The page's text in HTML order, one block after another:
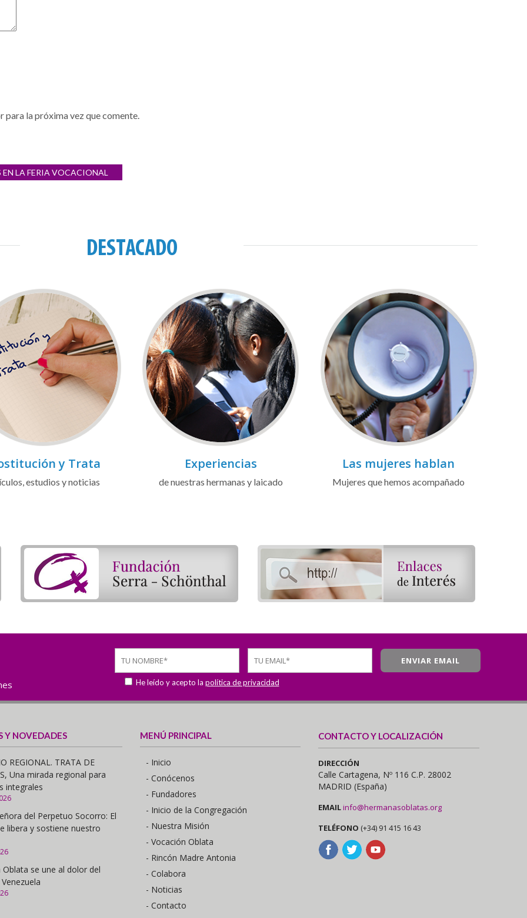
la próxima vez que comente.
LA FERIA VOCACIONAL
DESTACADO
y Trata
estudios y noticias
Experiencias
de nuestras hermanas y laicado
Las mujeres hablan
Mujeres que hemos acompañado
He leído y acepto la política de privacidad
Y NOVEDADES
REGIONAL. TRATA DE
Una mirada regional para
integrales
del Perpetuo Socorro: El
libera y sostiene nuestro
Oblata se une al dolor del
MENÚ PRINCIPAL
- Inicio
- Conócenos
- Fundadores
- Inicio de la Congregación
- Nuestra Misión
- Vocación Oblata
- Rincón Madre Antonia
- Colabora
- Noticias
- Contacto
CONTACTO Y LOCALIZACIÓN
DIRECCIÓN
Calle Cartagena, Nº 116 C.P. 28002
MADRID (España)
EMAILinfo@hermanasoblatas.org
TELÉFONO (+34) 91 415 16 43